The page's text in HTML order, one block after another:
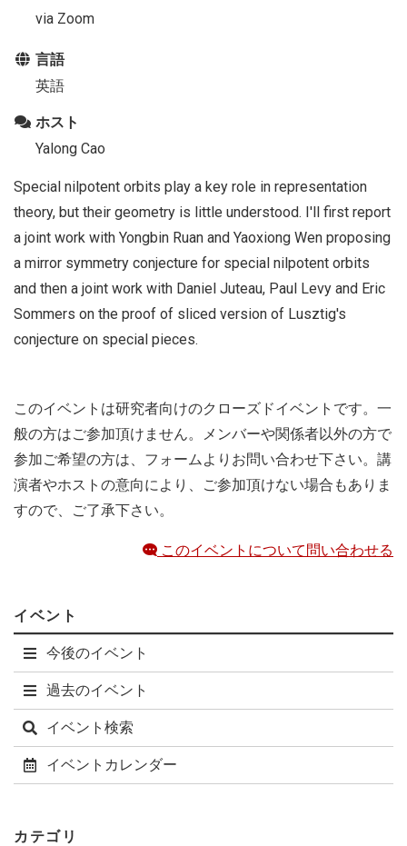
via Zoom
言語
英語
ホスト
Yalong Cao
Special nilpotent orbits play a key role in representation
theory, but their geometry is little understood. I'll first report
a joint work with Yongbin Ruan and Yaoxiong Wen proposing
a mirror symmetry conjecture for special nilpotent orbits
and then a joint work with Daniel Juteau, Paul Levy and Eric
Sommers on the proof of sliced version of Lusztig's
conjecture on special pieces.
このイベントは研究者向けのクローズドイベントです。一
般の方はご参加頂けません。メンバーや関係者以外の方で
参加ご希望の方は、フォームよりお問い合わせ下さい。講
演者やホストの意向により、ご参加頂けない場合もありま
すので、ご了承下さい。
このイベントについて問い合わせる
イベント
今後のイベント
過去のイベント
イベント検索
イベントカレンダー
カテゴリ